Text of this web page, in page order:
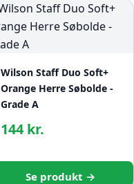
Wilson Staff Duo Soft+
Orange Herre Søbolde -
Grade A
144 kr.
Se produkt →